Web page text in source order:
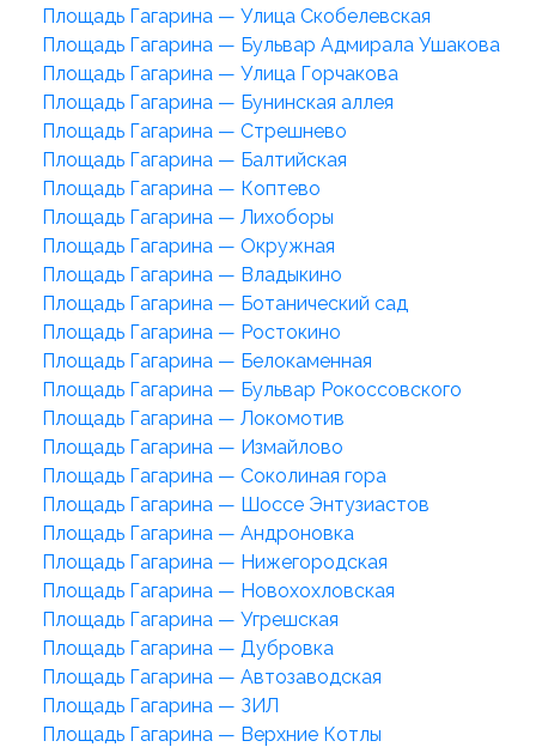
Площадь Гагарина — Улица Скобелевская
Площадь Гагарина — Бульвар Адмирала Ушакова
Площадь Гагарина — Улица Горчакова
Площадь Гагарина — Бунинская аллея
Площадь Гагарина — Стрешнево
Площадь Гагарина — Балтийская
Площадь Гагарина — Коптево
Площадь Гагарина — Лихоборы
Площадь Гагарина — Окружная
Площадь Гагарина — Владыкино
Площадь Гагарина — Ботанический сад
Площадь Гагарина — Ростокино
Площадь Гагарина — Белокаменная
Площадь Гагарина — Бульвар Рокоссовского
Площадь Гагарина — Локомотив
Площадь Гагарина — Измайлово
Площадь Гагарина — Соколиная гора
Площадь Гагарина — Шоссе Энтузиастов
Площадь Гагарина — Андроновка
Площадь Гагарина — Нижегородская
Площадь Гагарина — Новохохловская
Площадь Гагарина — Угрешская
Площадь Гагарина — Дубровка
Площадь Гагарина — Автозаводская
Площадь Гагарина — ЗИЛ
Площадь Гагарина — Верхние Котлы